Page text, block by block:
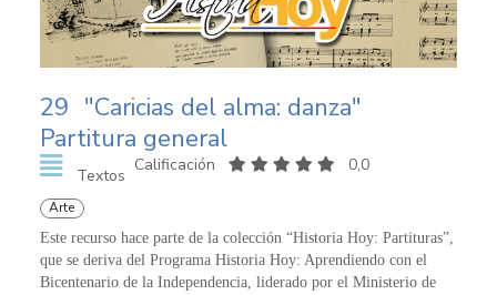
29 "Caricias del alma: danza"
Partitura general
Textos
Calificación 0,0
Arte
Este recurso hace parte de la colección “Historia Hoy: Partituras”,
que se deriva del Programa Historia Hoy: Aprendiendo con el
Bicentenario de la Independencia, liderado por el Ministerio de